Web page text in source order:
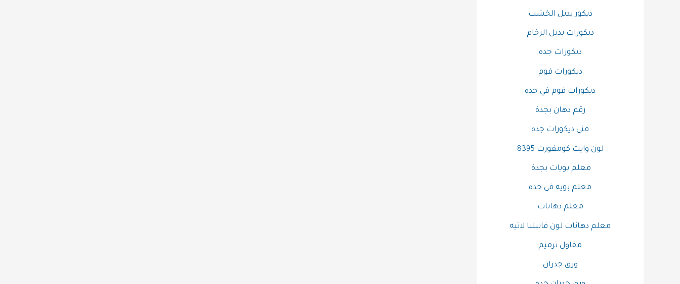
ديكور بديل الخشب
ديكورات بديل الرخام
ديكورات جده
ديكورات فوم
ديكورات فوم في جده
رقم دهان بجدة
فني ديكورات جده
لون وايت كومفورت 8395
معلم بويات بجدة
معلم بويه في جده
معلم دهانات
معلم دهانات لون فانيليا لاتيه
مقاول ترميم
ورق جدران